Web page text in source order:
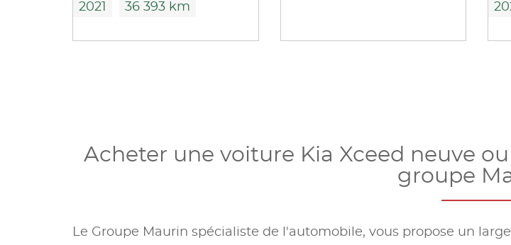
2021 36 393 km
Acheter une voiture Kia Xceed neuve
groupe
Le Groupe Maurin spécialiste de l'automobile, vous propose un